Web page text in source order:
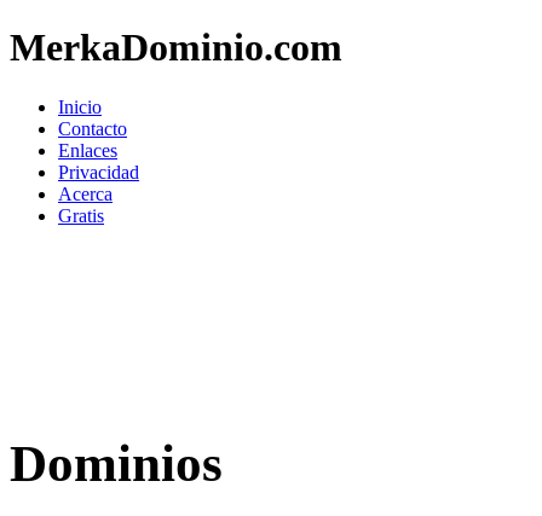
MerkaDominio.com
Inicio
Contacto
Enlaces
Privacidad
Acerca
Gratis
Dominios